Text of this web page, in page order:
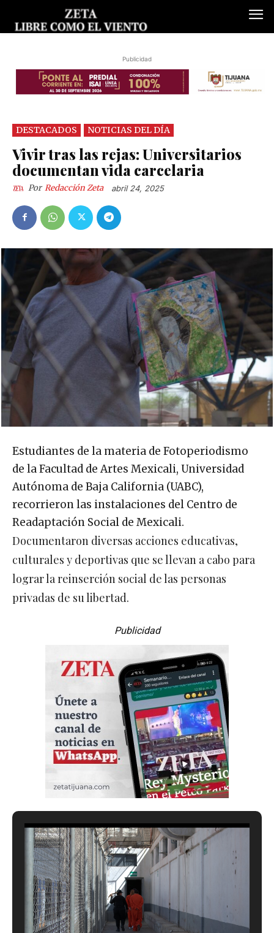
Publicidad
DESTACADOS NOTICIAS DEL DÍA
Vivir tras las rejas: Universitarios
documentan vida carcelaria
Por Redacción Zeta abril 24, 2025
Estudiantes de la materia de Fotoperiodismo
de la Facultad de Artes Mexicali, Universidad
Autónoma de Baja California (UABC),
recorrieron las instalaciones del Centro de
Readaptación Social de Mexicali.
Documentaron diversas acciones educativas,
culturales y deportivas que se llevan a cabo para
lograr la reinserción social de las personas
privadas de su libertad.
Publicidad